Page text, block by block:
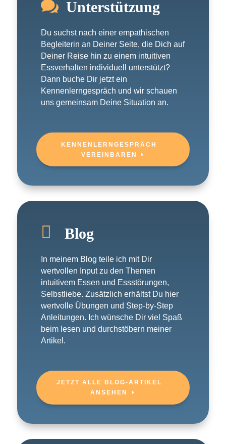
 Unterstützung
Du suchst nach einer empathischen
Begleiterin an Deiner Seite, die Dich auf
Deiner Reise hin zu einem intuitiven
Essverhalten individuell unterstützt?
Dann buche Dir jetzt ein
Kennenlerngespräch und wir schauen
uns gemeinsam Deine Situation an.
KENNENLERNGESPRÄCH
VEREINBAREN
 Blog
In meinem Blog teile ich mit Dir
wertvollen Input zu den Themen
intuitivem Essen und Essstörungen,
Selbstliebe. Zusätzlich erhältst Du hier
wertvolle Übungen und Step-by-Step
Anleitungen. Ich wünsche Dir viel Spaß
beim lesen und durchstöbern meiner
Artikel.
JETZT ALLE BLOG-ARTIKEL
ANSEHEN